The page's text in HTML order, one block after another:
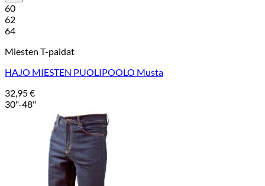
60
62
64
Miesten T-paidat
HAJO MIESTEN PUOLIPOOLO Musta
32,95€
30"-48"